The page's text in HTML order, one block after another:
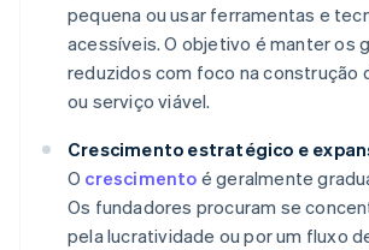
pequena ou usar ferramentas e
acessíveis. O objetivo é manter os
reduzidos com foco na construção
ou serviço viável.
Crescimento estratégico e
O crescimento é geralmente
Os fundadores procuram se
pela lucratividade ou por um fluxo